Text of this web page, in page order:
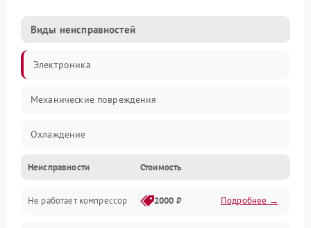
Виды неисправностей
Электроника
Механические повреждения
Охлаждение
Механика
Электропитание
Неисправности Стоимость
Не работает компрессор 2000 ₽ Подробнее →